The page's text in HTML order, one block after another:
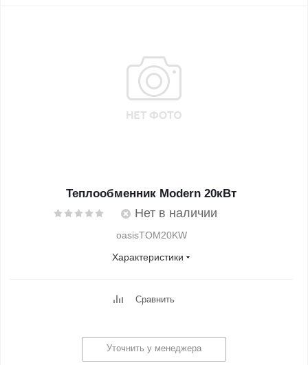
Теплообменник Modern 20кВт
Нет в наличии
oasisTOM20KW
Характеристики
Сравнить
Уточнить у менеджера